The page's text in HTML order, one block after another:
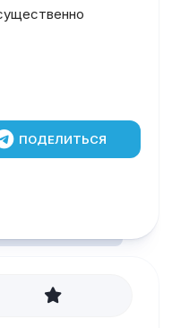
ПОДЕЛИТЬСЯ